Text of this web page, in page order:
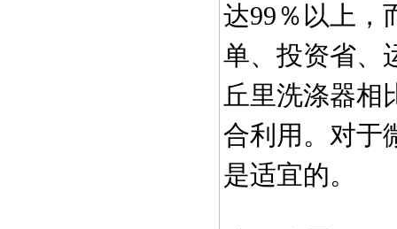
达99％以上，
单、投资省、
丘里洗涤器相
合利用。对于
是适宜的。